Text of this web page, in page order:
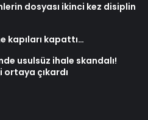
dosyası ikinci kez disiplin
kapıları kapattı…
usulsüz ihale skandalı!
çıkardı